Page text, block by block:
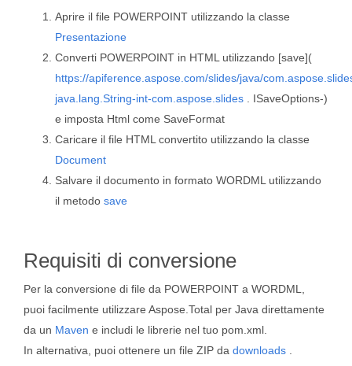
Aprire il file POWERPOINT utilizzando la classe
Presentazione
Converti POWERPOINT in HTML utilizzando [save](
https://apiference.aspose.com/slides/java/
java.lang.String-int-com.aspose.slides . ISaveOptions-)
e imposta Html come SaveFormat
Caricare il file HTML convertito utilizzando la classe
Document
Salvare il documento in formato WORDML utilizzando
il metodo save
Requisiti di conversione
Per la conversione di file da POWERPOINT a WORDML,
puoi facilmente utilizzare Aspose.Total per Java direttamente
da un Maven e includi le librerie nel tuo pom.xml.
In alternativa, puoi ottenere un file ZIP da downloads